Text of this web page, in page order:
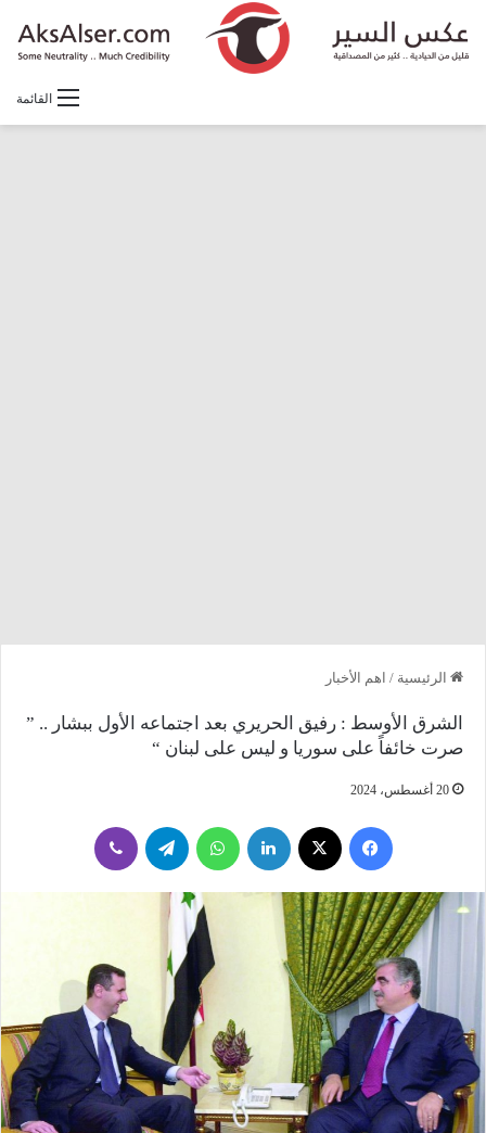
القائمة
الرئيسية / اهم الأخبار
الشرق الأوسط : رفيق الحريري بعد اجتماعه الأول ببشار .. ”
صرت خائفاً على سوريا و ليس على لبنان “
20 أغسطس، 2024
فيسبوك لينكدإن واتساب تيلقرام